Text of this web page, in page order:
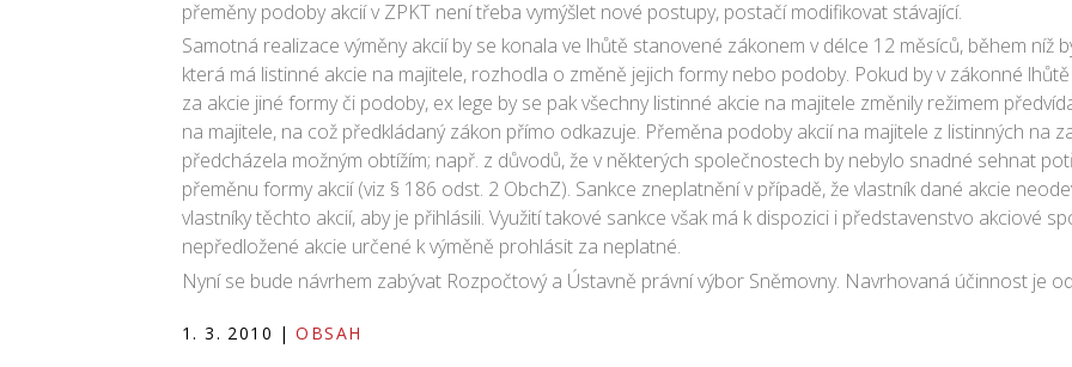
přeměny podoby akcií v ZPKT není třeba vymýšlet nové postupy, postačí modifikovat stávající.
Samotná realizace výměny akcií by se konala ve lhůtě stanovené zákonem v délce 12 měsíců, během níž
která má listinné akcie na majitele, rozhodla o změně jejich formy nebo podoby. Pokud by v zákonné
za akcie jiné formy či podoby, ex lege by se pak všechny listinné akcie na majitele změnily režimem
na majitele, na což předkládaný zákon přímo odkazuje. Přeměna podoby akcií na majitele z listinných na
předcházela možným obtížím; např. z důvodů, že v některých společnostech by nebylo snadné sehnat
přeměnu formy akcií (viz § 186 odst. 2 ObchZ). Sankce zneplatnění v případě, že vlastník dané akcie
vlastníky těchto akcií, aby je přihlásili. Využití takové sankce však má k dispozici i představenstvo akciové
nepředložené akcie určené k výměně prohlásit za neplatné.
Nyní se bude návrhem zabývat Rozpočtový a Ústavně právní výbor Sněmovny. Navrhovaná účinnost je
1. 3. 2010 | OBSAH